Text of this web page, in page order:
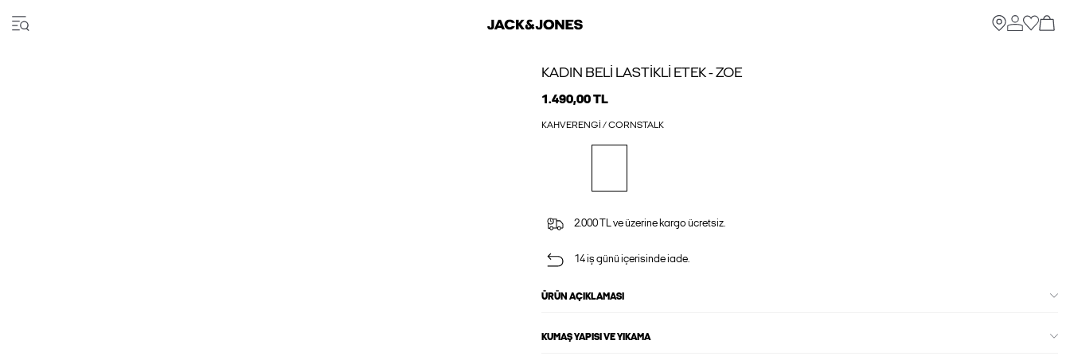
KADIN BELI LASTIKLI ETEK - ZOE
1.490,00 TL
KAHVERENGI / CORNSTALK
2.000 TL ve üzerine kargo ücretsiz.
14 iş günü içerisinde iade.
ÜRÜN AÇIKLAMASI
KUMAŞ YAPISI VE YIKAMA